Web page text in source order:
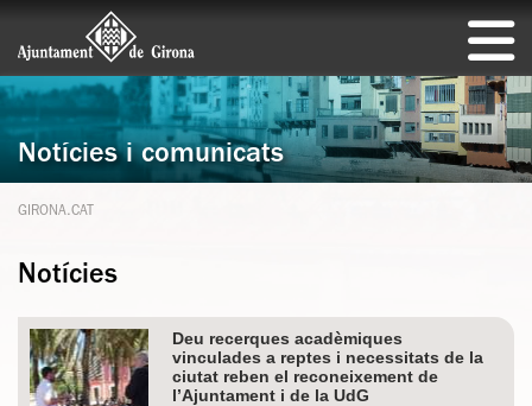
Notícies i comunicats
GIRONA.CAT
Notícies
Deu recerques acadèmiques
vinculades a reptes i necessitats de la
ciutat reben el reconeixement de
l’Ajuntament i de la UdG